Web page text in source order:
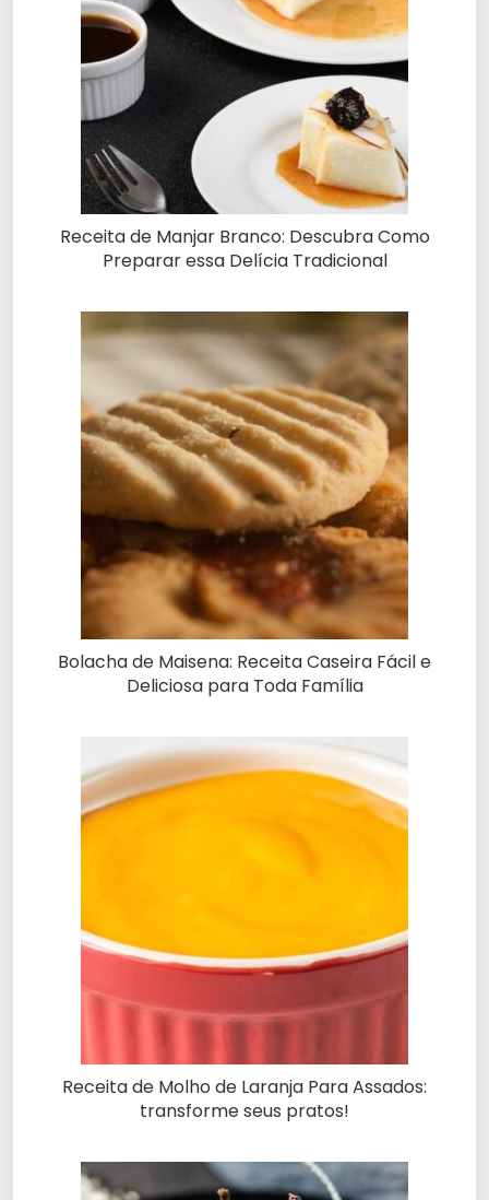
Receita de Manjar Branco: Descubra Como
Preparar essa Delícia Tradicional
Bolacha de Maisena: Receita Caseira Fácil e
Deliciosa para Toda Família
Receita de Molho de Laranja Para Assados:
transforme seus pratos!